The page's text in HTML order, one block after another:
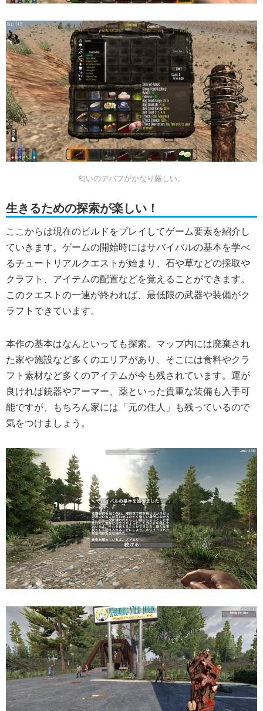
匂いのデバフがかなり厳しい。
生きるための探索が楽しい！
ここからは現在のビルドをプレイしてゲーム要素を紹介し
ていきます。ゲームの開始時にはサバイバルの基本を学べ
るチュートリアルクエストが始まり、石や草などの採取や
クラフト、アイテムの配置などを覚えることができます。
このクエストの一連が終われば、最低限の武器や装備がク
ラフトできています。
本作の基本はなんといっても探索。マップ内には廃棄され
た家や施設など多くのエリアがあり、そこには食料やクラ
フト素材など多くのアイテムが今も残されています。運が
良ければ銃器やアーマー、薬といった貴重な装備も入手可
能ですが、もちろん家には「元の住人」も残っているので
気をつけましょう。